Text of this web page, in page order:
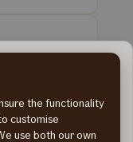
all ka
the functionality
customise
use both our own